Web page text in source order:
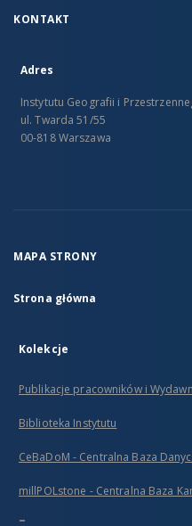
KONTAKT
Adres
Instytutu Geografii i
ul. Twarda 51/55
00-818 Warszawa
MAPA STRONY
Strona główna
Kolekcje
Publikacje pracowników i
Biblioteka Instytutu
CeBaDoM - Centralna Baza
millPOLstone - Centralna Baza
...